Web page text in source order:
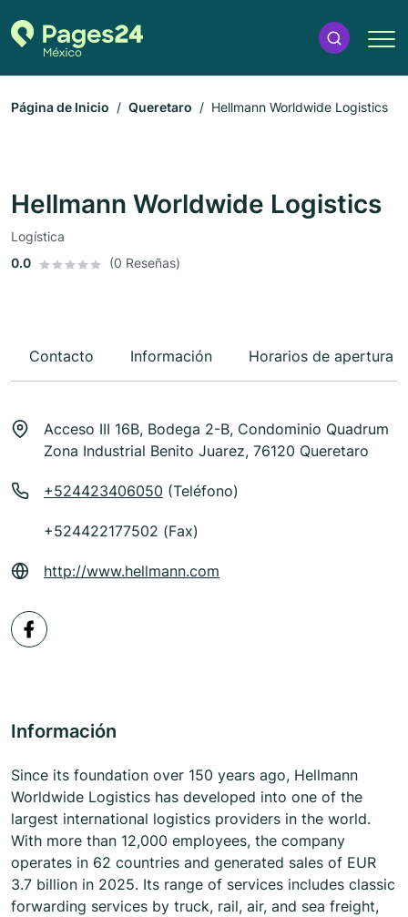
Página de Inicio Queretaro Hellmann Worldwide Logistics
Hellmann Worldwide Logistics
Logística
0.0
(0 Reseñas)
Contacto Información Horarios de apertura
Acceso III 16B, Bodega 2-B, Condominio Quadrum
Zona Industrial Benito Juarez, 76120 Queretaro
+524423406050 (Teléfono)
+524422177502 (Fax)
http://www.hellmann.com
Información
Since its foundation over 150 years ago, Hellmann
Worldwide Logistics has developed into one of the
largest international logistics providers in the world.
With more than 12,000 employees, the company
operates in 62 countries and generated sales of EUR
3.7 billion in 2025. Its range of services includes classic
forwarding services by truck, rail, air, and sea freight,